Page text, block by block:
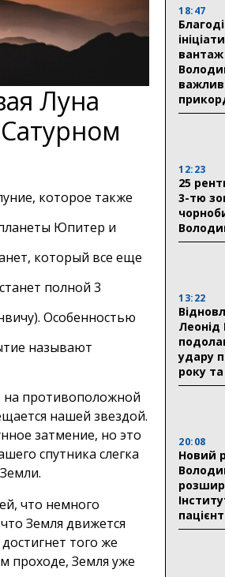
Луна
которое также
Юпитер и
который все еще
полной 3
Особенностью
называют
на противоположной
нашей звездой.
затмение, но это
спутника слегка
что немного
Земля движется
того же
проходе, Земля уже
18:47
вантаж
12:23
25
3-тю
13:22
Леонід
удару
року
20:08
Новий